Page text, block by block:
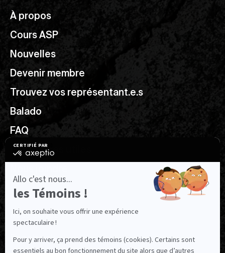
À propos
Cours ASP
Nouvelles
Devenir membre
Trouvez vos représentant.e.s
Balado
FAQ
Ressources utiles
NOUS SUIVRE
Facebook